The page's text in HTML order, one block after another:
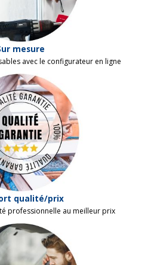
mesure
avec le configurateur en ligne
qualité/prix
professionnelle au meilleur prix